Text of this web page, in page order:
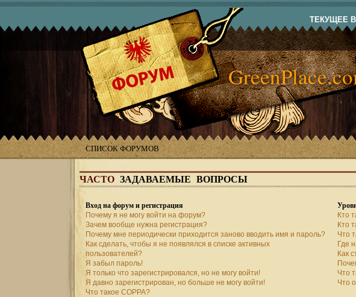
ТЕКУЩЕЕ
СПИСОК ФОРУМОВ
ЧАСТО ЗАДАВАЕМЫЕ ВОПРОСЫ
Вход на форум и регистрация
Почему я не могу войти на форум?
Зачем вообще нужна регистрация?
Почему мне периодически приходится заново вводить имя и пароль?
Как сделать, чтобы я не появлялся в списке активных
пользователей?
Я забыл пароль!
Я только что зарегистрировался, но не могу войти!
Я давно зарегистрирован, но больше не могу войти!
Что такое COPPA?
Кто
Кто
Что
Где
Как
Что
Что